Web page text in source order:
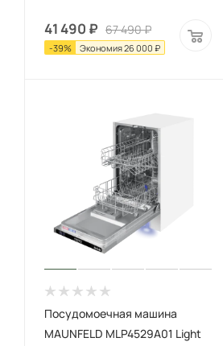
41 490 ₽ 67 490₽
-39% Экономия26 000 ₽
Посудомоечная машина
MAUNFELD MLP4529A01 Light